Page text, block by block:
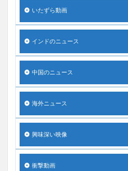
いたずら動画
インドのニュース
中国のニュース
海外ニュース
興味深い映像
衝撃動画